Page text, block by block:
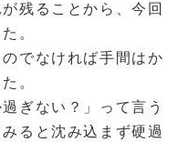
残ることから、今回
。
でなければ手間はか
。
ぎない？」って言う
ると沈み込まず硬過